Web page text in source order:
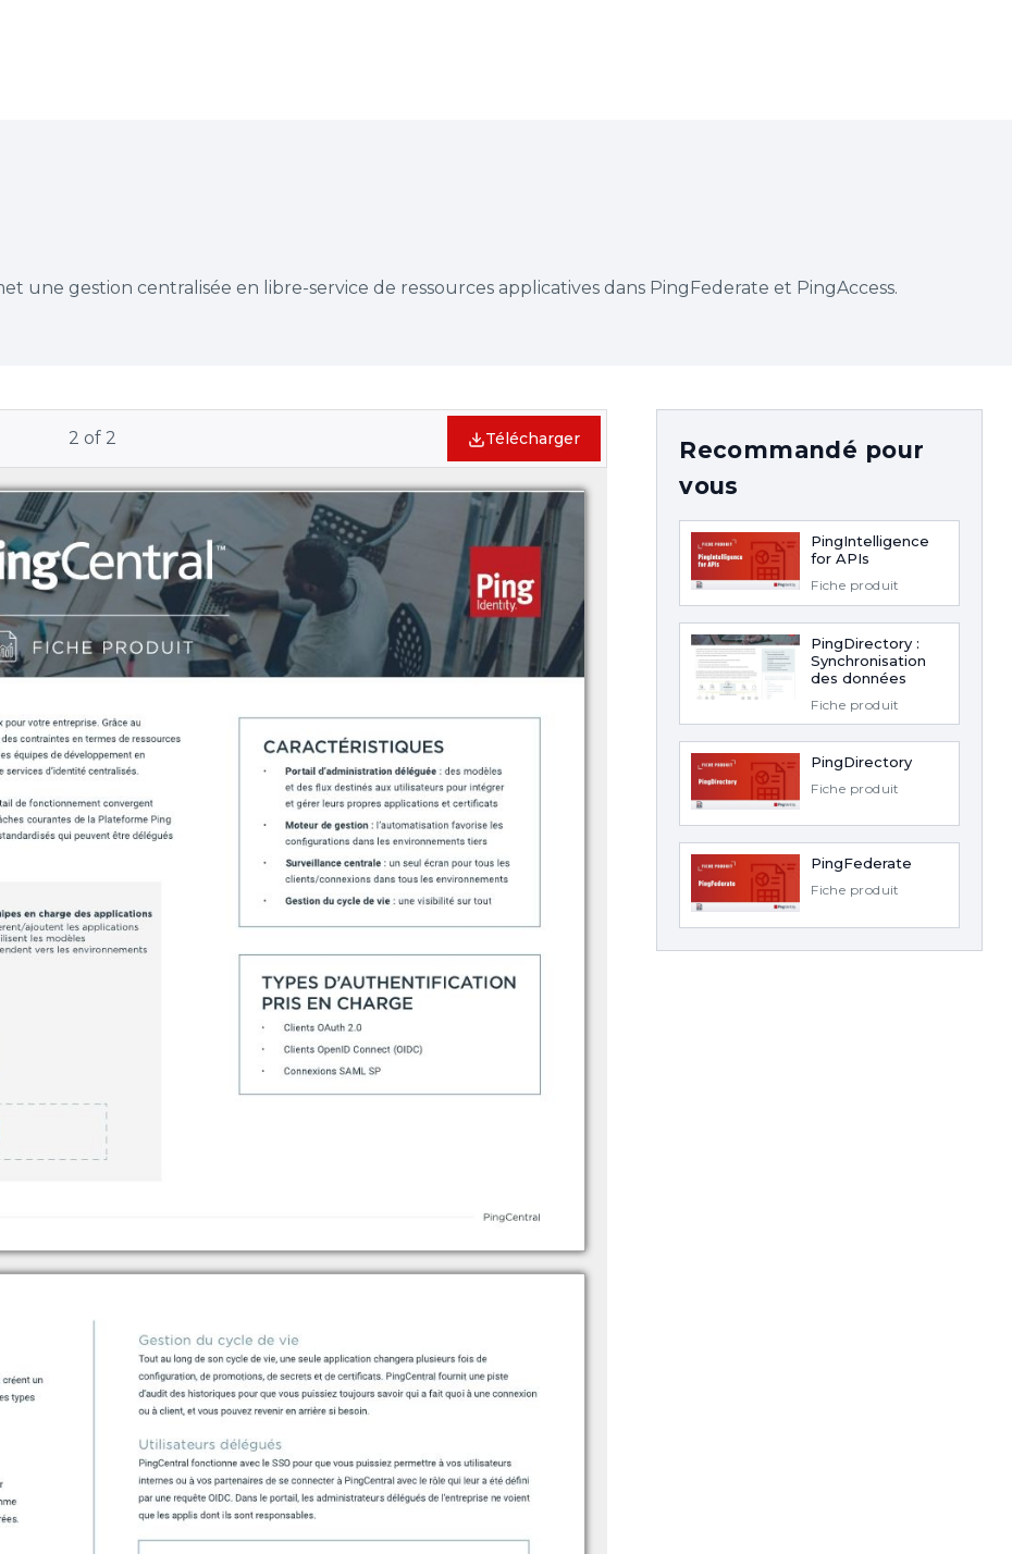
une gestion centralisée en libre-service de ressources applicatives dans PingFederate et PingAccess.
2 of 2 Télécharger
Recommandé pour
vous
PingIntelligence
for APIs
Fiche produit
PingDirectory :
Synchronisation
des données
Fiche produit
PingDirectory
Fiche produit
PingFederate
Fiche produit